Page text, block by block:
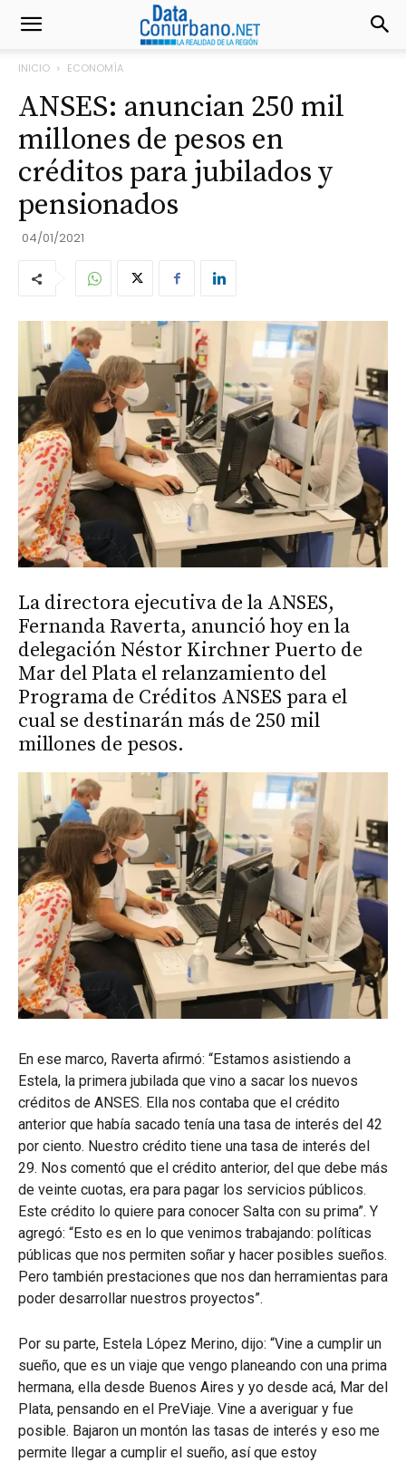
INICIO ECONOMÍA
ANSES: anuncian 250 mil
millones de pesos en
créditos para jubilados y
pensionados
04/01/2021
La directora ejecutiva de la ANSES,
Fernanda Raverta, anunció hoy en la
delegación Néstor Kirchner Puerto de
Mar del Plata el relanzamiento del
Programa de Créditos ANSES para el
cual se destinarán más de 250 mil
millones de pesos.
En ese marco, Raverta afirmó: “Estamos asistiendo a
Estela, la primera jubilada que vino a sacar los nuevos
créditos de ANSES. Ella nos contaba que el crédito
anterior que había sacado tenía una tasa de interés del 42
por ciento. Nuestro crédito tiene una tasa de interés del
29. Nos comentó que el crédito anterior, del que debe más
de veinte cuotas, era para pagar los servicios públicos.
Este crédito lo quiere para conocer Salta con su prima”. Y
agregó: “Esto es en lo que venimos trabajando: políticas
públicas que nos permiten soñar y hacer posibles sueños.
Pero también prestaciones que nos dan herramientas para
poder desarrollar nuestros proyectos”.
Por su parte, Estela López Merino, dijo: “Vine a cumplir un
sueño, que es un viaje que vengo planeando con una prima
hermana, ella desde Buenos Aires y yo desde acá, Mar del
Plata, pensando en el PreViaje. Vine a averiguar y fue
posible. Bajaron un montón las tasas de interés y eso me
permite llegar a cumplir el sueño, así que estoy